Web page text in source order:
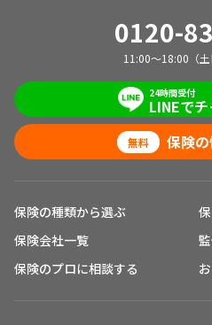
0120-
11:00～18:00（土
24時間受付
LINEで
無料 保険
保険の種類から選ぶ
保険会社一覧
保険のプロに相談する